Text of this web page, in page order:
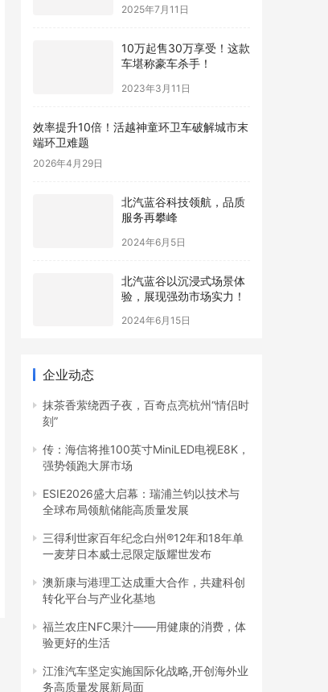
2025年7月11日
10万起售30万享受！这款
车堪称豪车杀手！
2023年3月11日
效率提升10倍！活越神童环卫车破解城市末
端环卫难题
2026年4月29日
​北汽蓝谷科技领航，品质
服务再攀峰
2024年6月5日
​北汽蓝谷以沉浸式场景体
验，展现强劲市场实力！
2024年6月15日
企业动态
抹茶香萦绕西子夜，百奇点亮杭州“情侣时
刻”
传：海信将推100英寸MiniLED电视E8K，
强势领跑大屏市场
ESIE2026盛大启幕：瑞浦兰钧以技术与
全球布局领航储能高质量发展
三得利世家百年纪念白州®12年和18年单
一麦芽日本威士忌限定版耀世发布
澳新康与港理工达成重大合作，共建科创
转化平台与产业化基地
福兰农庄NFC果汁——用健康的消费，体
验更好的生活
江淮汽车坚定实施国际化战略,开创海外业
务高质量发展新局面